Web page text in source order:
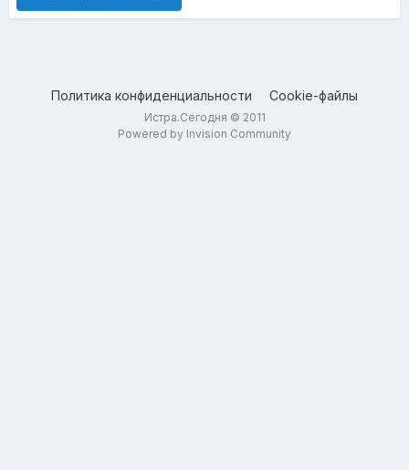
Политика конфиденциальности Cookie-файлы
Истра.Сегодня © 2011
Powered by Invision Community